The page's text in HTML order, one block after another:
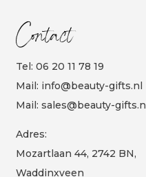
Contact
Tel: 06 20 11 78 19
Mail: info@beauty-gifts.nl
Mail: sales@beauty-gifts.nl
Adres:
Mozartlaan 44, 2742 BN,
Waddinxveen